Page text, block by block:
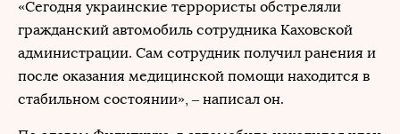
«Сегодня украинские террористы обстреляли
гражданский автомобиль сотрудника Каховской
администрации. Сам сотрудник получил ранения и
после оказания медицинской помощи находится в
стабильном состоянии», – написал он.